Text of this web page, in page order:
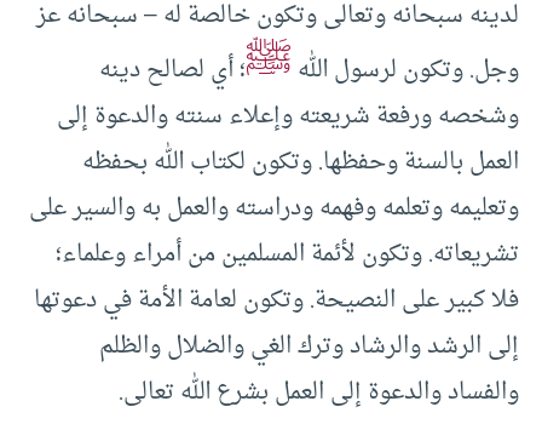
لدينه سبحانه وتعالى وتكون خالصة له – سبحانه عز
وجل. وتكون لرسول اللهﷺ؛ أي لصالح دينه
وشخصه ورفعة شريعته وإعلاء سنته والدعوة إلى
العمل بالسنة وحفظها. وتكون لكتاب الله بحفظه
وتعليمه وتعلمه وفهمه ودراسته والعمل به والسير على
تشريعاته. وتكون لأئمة المسلمين من أمراء وعلماء؛
فلا كبير على النصيحة. وتكون لعامة الأمة في دعوتها
إلى الرشد والرشاد وترك الغي والضلال والظلم
والفساد والدعوة إلى العمل بشرع الله تعالى.